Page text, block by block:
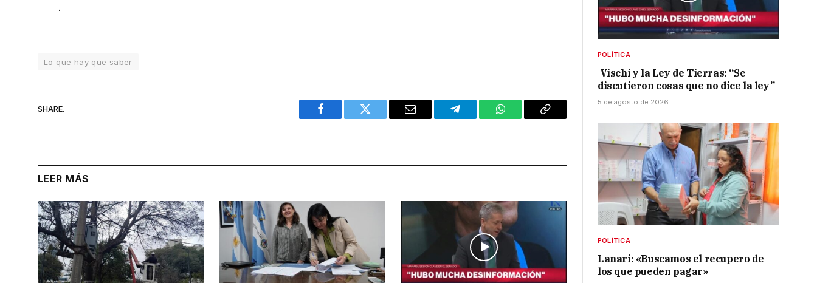
.
Lo que hay que saber
SHARE.
Facebook Twitter Email Telegram WhatsAppCopy
LEER MÁS
POLÍTICA
Vischi y la Ley de Tierras: “Se
discutieron cosas que no dice la ley”
5 de agosto de 2026
POLÍTICA
Lanari: «Buscamos el recupero de
los que pueden pagar»